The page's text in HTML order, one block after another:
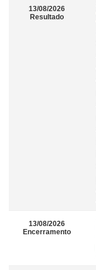
13/08/2026
Resultado
13/08/2026
Encerramento